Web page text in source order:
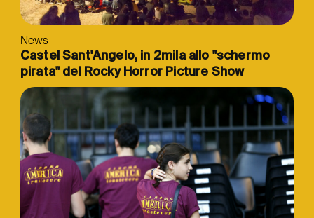
News
Castel Sant'Angelo, in 2mila allo "schermo
pirata" del Rocky Horror Picture Show